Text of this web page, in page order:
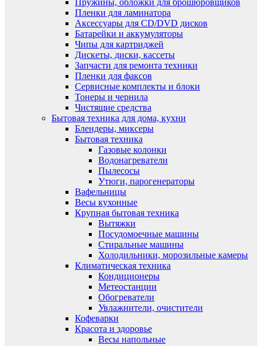
Пружины, обложки для брошюровщиков
Пленки для ламинатора
Аксессуары для CD/DVD дисков
Батарейки и аккумуляторы
Чипы для картриджей
Дискеты, диски, кассеты
Запчасти для ремонта техники
Пленки для факсов
Сервисные комплекты и блоки
Тонеры и чернила
Чистящие средства
Бытовая техника для дома, кухни
Блендеры, миксеры
Бытовая техника
Газовые колонки
Водонагреватели
Пылесосы
Утюги, парогенераторы
Вафельницы
Весы кухонные
Крупная бытовая техника
Вытяжки
Посудомоечные машины
Стиральные машины
Холодильники, морозильные камеры
Климатическая техника
Кондиционеры
Метеостанции
Обогреватели
Увлажнители, очистители
Кофеварки
Красота и здоровье
Весы напольные